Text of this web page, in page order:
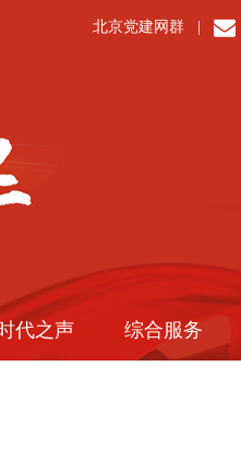
北京党建网群
代之声 综合服务